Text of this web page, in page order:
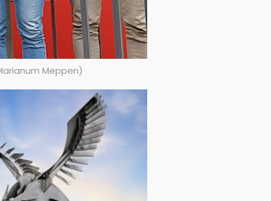
Meppen)